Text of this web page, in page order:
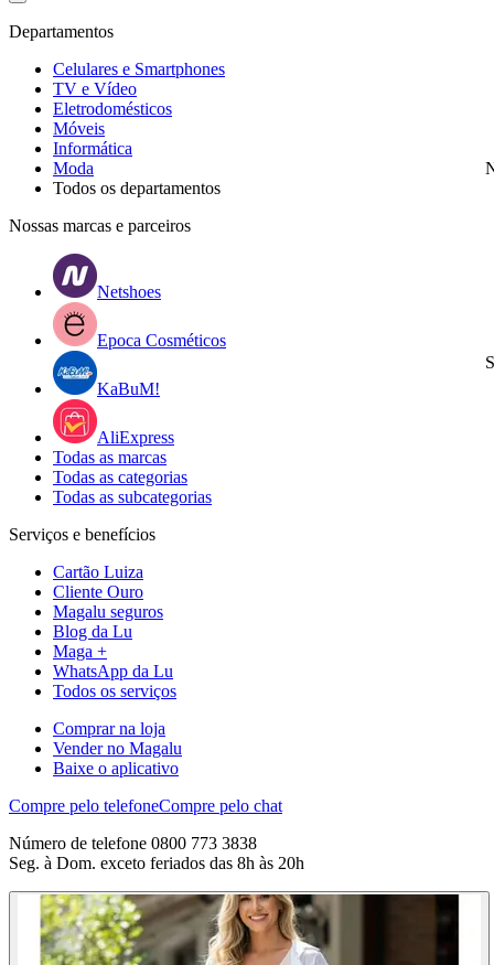
Departamentos
Celulares e Smartphones
TV e Vídeo
Eletrodomésticos
Móveis
Informática
Moda
Todos os departamentos
Nossas marcas e parceiros
Netshoes
Epoca Cosméticos
KaBuM!
AliExpress
Todas as marcas
Todas as categorias
Todas as subcategorias
Serviços e benefícios
Cartão Luiza
Cliente Ouro
Magalu seguros
Blog da Lu
Maga +
WhatsApp da Lu
Todos os serviços
Comprar na loja
Vender no Magalu
Baixe o aplicativo
Compre pelo telefoneCompre pelo chat
Número de telefone 0800 773 3838
Seg. à Dom. exceto feriados das 8h às 20h